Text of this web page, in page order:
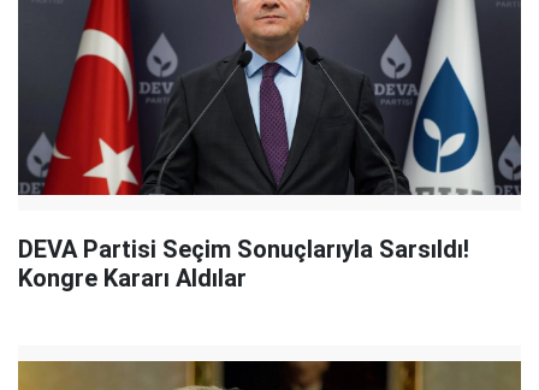
DEVA Partisi Seçim Sonuçlarıyla Sarsıldı!
Kongre Kararı Aldılar